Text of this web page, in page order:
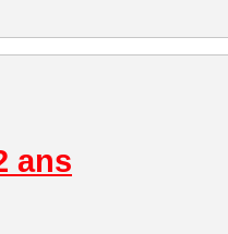
ans